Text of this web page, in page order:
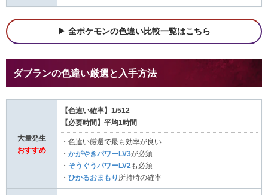
全ポケモンの色違い比較一覧はこちら
ダブランの色違い厳選と入手方法
大量発生
おすすめ
【色違い確率】1/512
【必要時間】平均1時間
・色違い厳選で最も効率が良い
・ かがやきパワーLV3が必須
・ そうぐうパワーLV2 も必須
・ ひかるおまもり 所持時の確率